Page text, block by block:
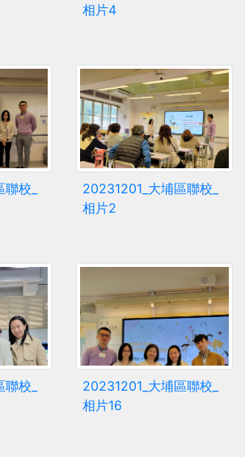
相片4
校_
20231201_大埔區聯校_
相片2
校_
20231201_大埔區聯校_
相片16